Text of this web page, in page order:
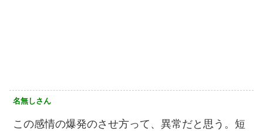
名無しさん
この感情の爆発のさせ方って、異常だと思う。短